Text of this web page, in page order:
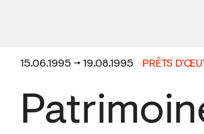
15.06.1995 → 19.08.1995 PRÊTS